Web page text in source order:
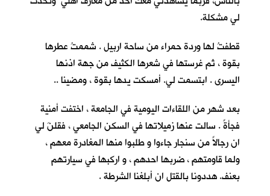
لي مشكلة.
قطفتُ لها وردة حمراء من ساحة اربيل . شممتُ عطرها
بقوة ، ثم غرستها في شعرها الكثيف من جهة اذنها
اليسرى . ابتسمت لي. أمسكت يدها بقوة ، ومضينا ..
بعد شهر من اللقاءات اليومية في الجامعة ، اختفت أمنية
فجأةً . سالت عنها زميلاتها في السكن الجامعي ، فقلنَ لي
ان رجالاً من سنجار جاءوا و طلبوا منها المغادرة معهم ،
ولما قاومتهم ، ضربها احدهم ، و اركبها في سيارتهم
بعنف. هددونا بالقتل ان أبلغنا الشرطة .